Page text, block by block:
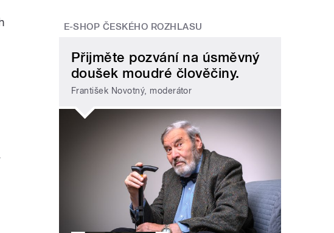
E-SHOP ČESKÉHO ROZHLASU
Přijměte pozvání na úsměvný
doušek moudré člověčiny.
František Novotný, moderátor